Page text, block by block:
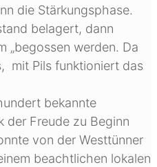
die Stärkungsphase.
belagert, dann
„begossen werden. Da
mit Pils funktioniert das
bekannte
der Freude zu Beginn
von der Westtünner
beachtlichen lokalen